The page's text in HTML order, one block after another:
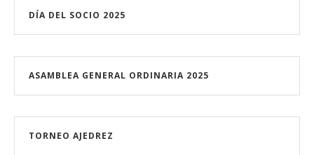
DÍA DEL SOCIO 2025
ASAMBLEA GENERAL ORDINARIA 2025
TORNEO AJEDREZ